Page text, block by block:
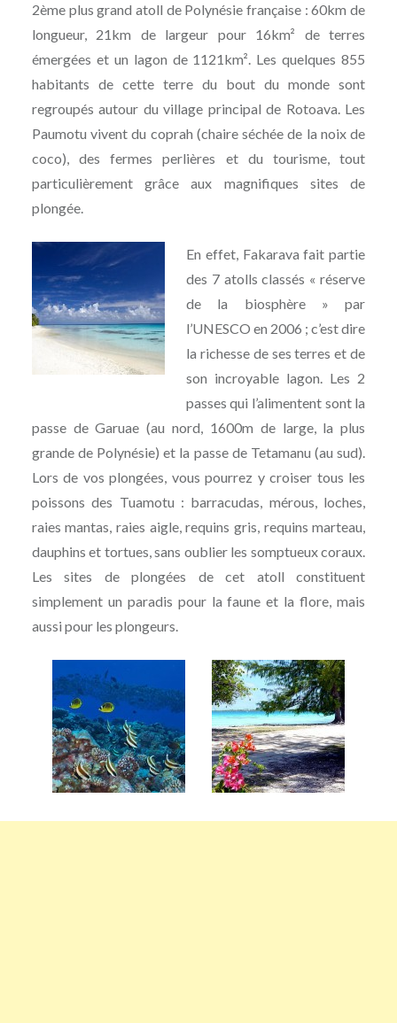
2ème plus grand atoll de Polynésie française : 60km de
longueur, 21km de largeur pour 16km² de terres
émergées et un lagon de 1121km². Les quelques 855
habitants de cette terre du bout du monde sont
regroupés autour du village principal de Rotoava. Les
Paumotu vivent du coprah (chaire séchée de la noix de
coco), des fermes perlières et du tourisme, tout
particulièrement grâce aux magnifiques sites de
plongée.
En effet, Fakarava fait partie
des 7 atolls classés « réserve
de la biosphère » par
l’UNESCO en 2006 ; c’est dire
la richesse de ses terres et de
son incroyable lagon. Les 2
passes qui l’alimentent sont la
passe de Garuae (au nord, 1600m de large, la plus
grande de Polynésie) et la passe de Tetamanu (au sud).
Lors de vos plongées, vous pourrez y croiser tous les
poissons des Tuamotu : barracudas, mérous, loches,
raies mantas, raies aigle, requins gris, requins marteau,
dauphins et tortues, sans oublier les somptueux coraux.
Les sites de plongées de cet atoll constituent
simplement un paradis pour la faune et la flore, mais
aussi pour les plongeurs.